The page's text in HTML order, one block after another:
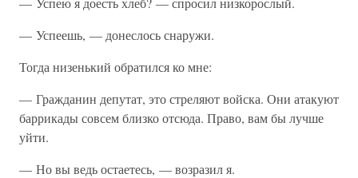
— Успеешь, — донеслось снаружи.
Тогда низенький обратился ко мне:
— Гражданин депутат, это стреляют войска. Они атакуют
баррикады совсем близко отсюда. Право, вам бы лучше
уйти.
— Но вы ведь остаетесь, — возразил я.